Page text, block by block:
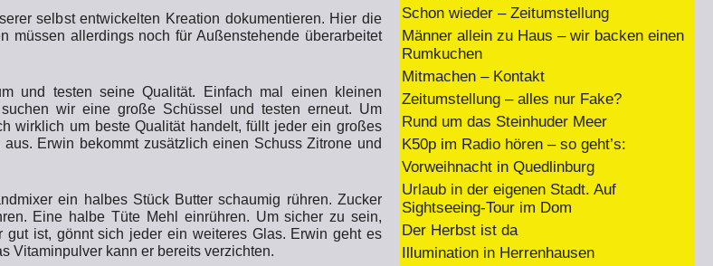
selbst entwickelten Kreation dokumentieren. Hier die
müssen allerdings noch für Außenstehende überarbeitet
und testen seine Qualität. Einfach mal einen kleinen
wir eine große Schüssel und testen erneut. Um
wirklich um beste Qualität handelt, füllt jeder ein großes
Erwin bekommt zusätzlich einen Schuss Zitrone und
ein halbes Stück Butter schaumig rühren. Zucker
Eine halbe Tüte Mehl einrühren. Um sicher zu sein,
gut ist, gönnt sich jeder ein weiteres Glas. Erwin geht es
Vitaminpulver kann er bereits verzichten.
Schon wieder – Zeitumstellung
Männer allein zu Haus – wir backen einen
Rumkuchen
Mitmachen – Kontakt
Zeitumstellung – alles nur Fake?
Rund um das Steinhuder Meer
K50p im Radio hören – so geht’s:
Vorweihnacht in Quedlinburg
Urlaub in der eigenen Stadt. Auf
Sightseeing-Tour im Dom
Der Herbst ist da
Illumination in Herrenhausen